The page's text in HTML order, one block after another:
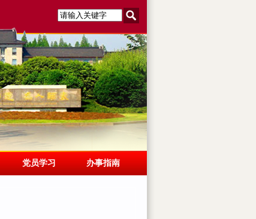
党员学习 办事指南